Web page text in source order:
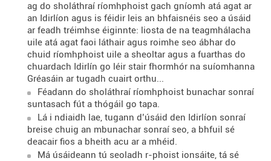
ag do sholáthraí ríomhphoist gach gníomh atá agat ar
an Idirlíon agus is féidir leis an bhfaisnéis seo a úsáid
ar feadh tréimhse éiginnte: liosta de na teagmhálacha
uile atá agat faoi láthair agus roimhe seo ábhar do
chuid ríomhphoist uile a sheoltar agus a fuarthas do
chuardach Idirlín go léir stair fhormhór na suíomhanna
Gréasáin ar tugadh cuairt orthu...
Féadann do sholáthraí ríomhphoist bunachar sonraí
suntasach fút a thógáil go tapa.
Lá i ndiaidh lae, tugann d’úsáid den Idirlíon sonraí
breise chuig an mbunachar sonraí seo, a bhfuil sé
deacair fios a bheith acu ar a mhéid.
Má úsáideann tú seoladh r-phoist ionsáite, tá sé